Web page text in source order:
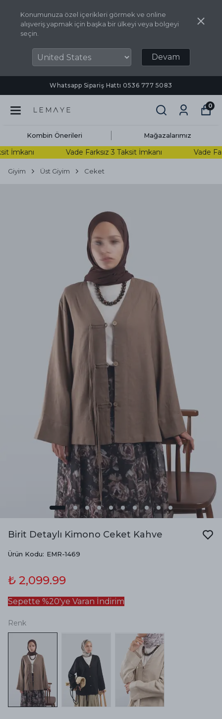
Konumunuza özel içerikleri görmek ve online
alışveriş yapmak için başka bir ülkeyi veya bölgeyi
seçin.
Devam
Whatsapp Sipariş Hattı ‪0536 777 5083‬
0
Kombin Önerileri Mağazalarımız
İmkanı Vade Farksız 3 Taksit İmkanı Vade
Giyim Üst Giyim Ceket
Birit Detaylı Kimono Ceket Kahve
Ürün Kodu: EMR-1469
₺ 2,099.99
Sepette %20'ye Varan İndirim
Renk